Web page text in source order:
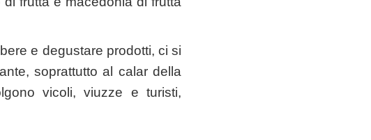
e degustare prodotti, ci si
soprattutto al calar della
vicoli, viuzze e turisti,